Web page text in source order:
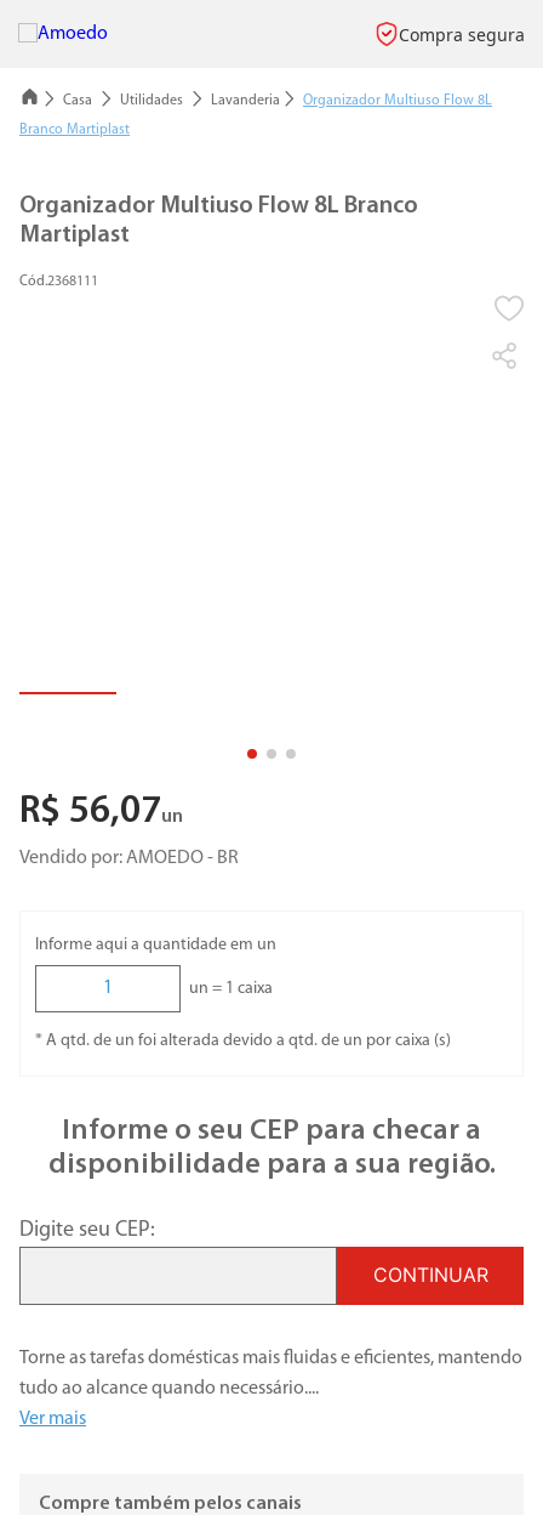
Compra segura
Casa Utilidades Lavanderia
Organizador Multiuso Flow 8L
Branco Martiplast
Organizador Multiuso Flow 8L Branco
Martiplast
2368111
R$ 56,07un
Vendido por:AMOEDO - BR
Informe aqui a quantidade em un
un = 1 caixa
* A qtd. de un foi alterada devido a qtd. de un por caixa (s)
Informe o seu CEP para checar a
disponibilidade para a sua região.
Digite seu CEP:
CONTINUAR
Torne as tarefas domésticas mais fluidas e eficientes, mantendo
tudo ao alcance quando necessário....
Ver mais
Compre também pelos canais